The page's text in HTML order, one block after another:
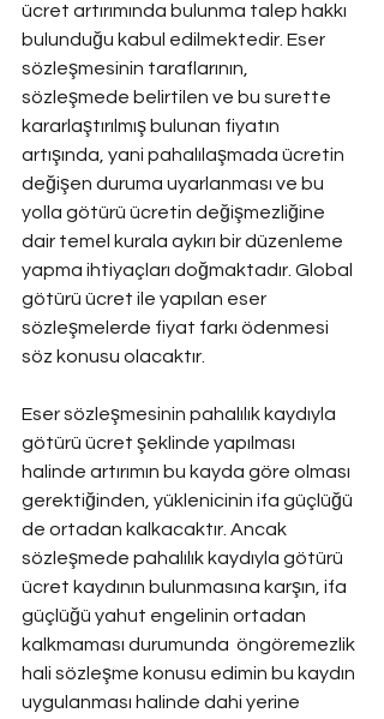
ücret artırımında bulunma talep hakkı
bulunduğu kabul edilmektedir. Eser
sözleşmesinin taraflarının,
sözleşmede belirtilen ve bu surette
kararlaştırılmış bulunan fiyatın
artışında, yani pahalılaşmada ücretin
değişen duruma uyarlanması ve bu
yolla götürü ücretin değişmezliğine
dair temel kurala aykırı bir düzenleme
yapma ihtiyaçları doğmaktadır. Global
götürü ücret ile yapılan eser
sözleşmelerde fiyat farkı ödenmesi
söz konusu olacaktır.
Eser sözleşmesinin pahalılık kaydıyla
götürü ücret şeklinde yapılması
halinde artırımın bu kayda göre olması
gerektiğinden, yüklenicinin ifa güçlüğü
de ortadan kalkacaktır. Ancak
sözleşmede pahalılık kaydıyla götürü
ücret kaydının bulunmasına karşın, ifa
güçlüğü yahut engelinin ortadan
kalkmaması durumunda  öngöremezlik
hali sözleşme konusu edimin bu kaydın
uygulanması halinde dahi yerine